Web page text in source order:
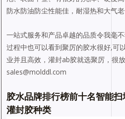
防水防油防尘性能佳，耐湿热和大气老
一站式服务和产品卓越的品质令我毫
过程中也可以看到聚厉的胶水很好,可
业并且高效，灌封ab胶就选聚厉，很
sales@molddl.com
胶水品牌排行榜前十名智能
灌封胶种类